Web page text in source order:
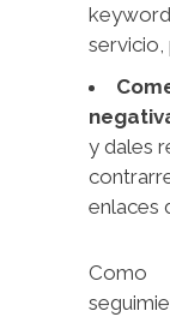
servicio,
y dales
enlaces